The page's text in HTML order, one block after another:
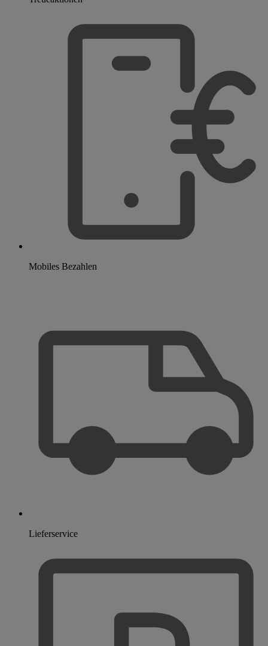
Mobiles Bezahlen
Lieferservice